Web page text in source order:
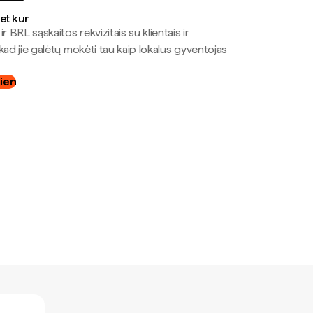
kur
ir BRL sąskaitos rekvizitais su klientais ir
jie galėtų mokėti tau kaip lokalus gyventojas